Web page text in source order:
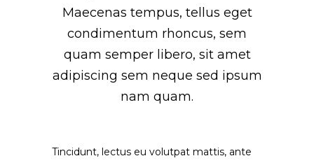
Maecenas tempus, tellus eget
condimentum rhoncus, sem
quam semper libero, sit amet
adipiscing sem neque sed ipsum
nam quam.
Tincidunt, lectus eu volutpat mattis, ante